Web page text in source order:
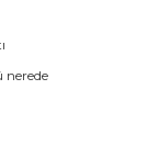
nerede